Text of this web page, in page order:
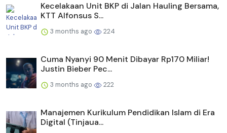
Kecelakaan Unit BKP di Jalan Hauling Bersama,
KTT Alfonsus S...
3 months ago 224
Cuma Nyanyi 90 Menit Dibayar Rp170 Miliar!
Justin Bieber Pec...
3 months ago 222
Manajemen Kurikulum Pendidikan Islam di Era
Digital (Tinjaua...